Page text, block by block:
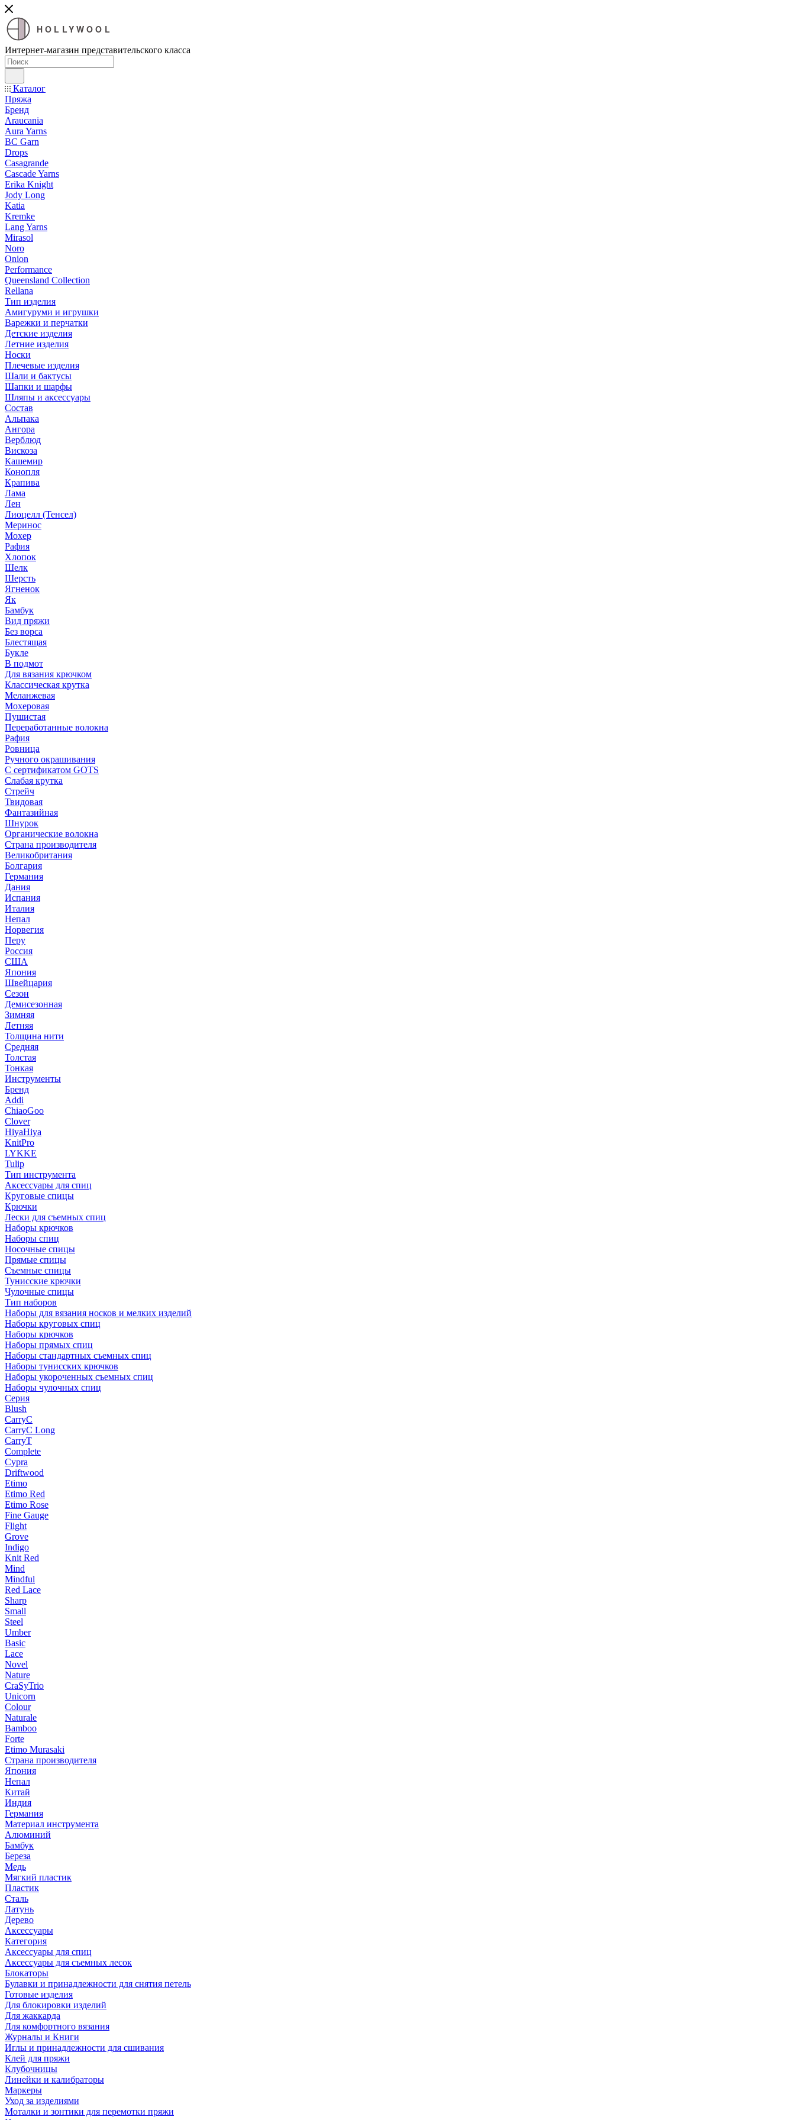
HOLLYWOOL
Интернет-магазин представительского класса
Каталог
Пряжа
Бренд
Araucania
Aura Yarns
BC Garn
Drops
Casagrande
Cascade Yarns
Erika Knight
Jody Long
Katia
Kremke
Lang Yarns
Mirasol
Noro
Onion
Performance
Queensland Collection
Rellana
Тип изделия
Амигуруми и игрушки
Варежки и перчатки
Детские изделия
Летние изделия
Носки
Плечевые изделия
Шали и бактусы
Шапки и шарфы
Шляпы и аксессуары
Состав
Альпака
Ангора
Верблюд
Вискоза
Кашемир
Конопля
Крапива
Лама
Лен
Лиоцелл (Тенсел)
Меринос
Мохер
Рафия
Хлопок
Шелк
Шерсть
Ягненок
Як
Бамбук
Вид пряжи
Без ворса
Блестящая
Букле
В подмот
Для вязания крючком
Классическая крутка
Меланжевая
Мохеровая
Пушистая
Переработанные волокна
Рафия
Ровница
Ручного окрашивания
С сертификатом GOTS
Слабая крутка
Стрейч
Твидовая
Фантазийная
Шнурок
Органические волокна
Страна производителя
Великобритания
Болгария
Германия
Дания
Испания
Италия
Непал
Норвегия
Перу
Россия
США
Япония
Швейцария
Сезон
Демисезонная
Зимняя
Летняя
Толщина нити
Средняя
Толстая
Тонкая
Инструменты
Бренд
Addi
ChiaoGoo
Clover
HiyaHiya
KnitPro
LYKKE
Tulip
Тип инструмента
Аксессуары для спиц
Круговые спицы
Крючки
Лески для съемных спиц
Наборы крючков
Наборы спиц
Носочные спицы
Прямые спицы
Съемные спицы
Тунисские крючки
Чулочные спицы
Тип наборов
Наборы для вязания носков и мелких изделий
Наборы круговых спиц
Наборы крючков
Наборы прямых спиц
Наборы стандартных съемных спиц
Наборы тунисских крючков
Наборы укороченных съемных спиц
Наборы чулочных спиц
Серия
Blush
CarryC
CarryC Long
CarryT
Complete
Cypra
Driftwood
Etimo
Etimo Red
Etimo Rose
Fine Gauge
Flight
Grove
Indigo
Knit Red
Mind
Mindful
Red Lace
Sharp
Small
Steel
Umber
Basic
Lace
Novel
Nature
CraSyTrio
Unicorn
Colour
Naturale
Bamboo
Forte
Etimo Murasaki
Страна производителя
Япония
Непал
Китай
Индия
Германия
Материал инструмента
Алюминий
Бамбук
Береза
Медь
Мягкий пластик
Пластик
Сталь
Латунь
Дерево
Аксессуары
Категория
Аксессуары для спиц
Аксессуары для съемных лесок
Блокаторы
Булавки и принадлежности для снятия петель
Готовые изделия
Для блокировки изделий
Для жаккарда
Для комфортного вязания
Журналы и Книги
Иглы и принадлежности для сшивания
Клей для пряжи
Клубочницы
Линейки и калибраторы
Маркеры
Уход за изделиями
Моталки и зонтики для перемотки пряжи